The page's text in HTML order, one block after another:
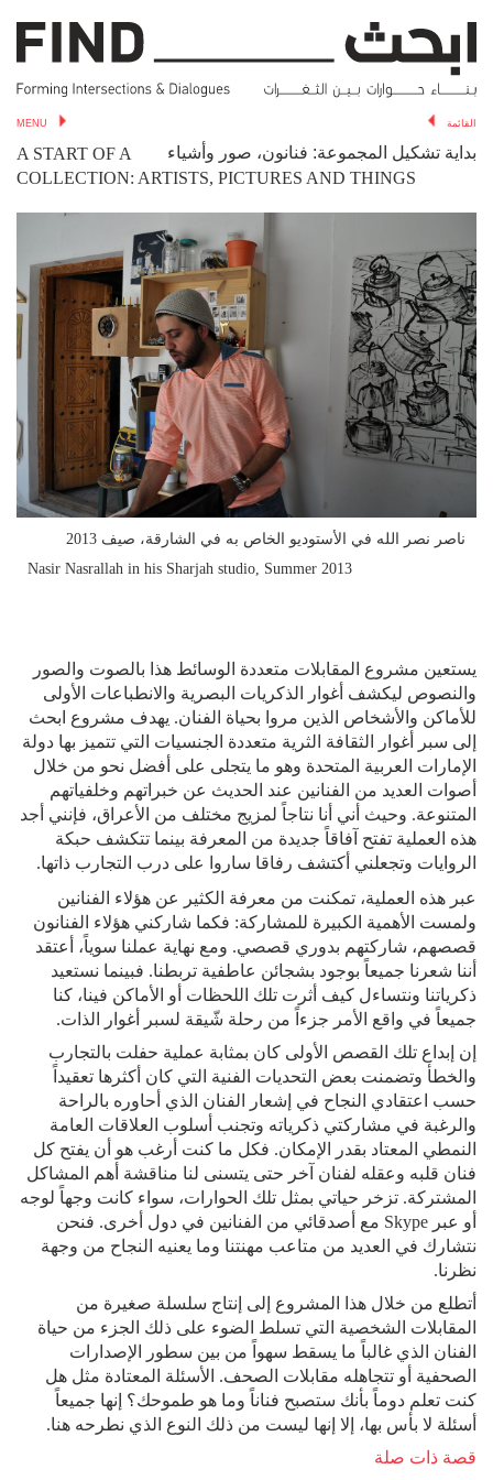
القائمة MENU
بداية تشكيل المجموعة: فنانون، صور وأشياء
A START OF A
COLLECTION: ARTISTS, PICTURES AND THINGS
ناصر نصر الله في الأستوديو الخاص به في الشارقة، صيف 2013
Nasir Nasrallah in his Sharjah studio, Summer 2013
يستعين مشروع المقابلات متعددة الوسائط هذا بالصوت والصور
والنصوص ليكشف أغوار الذكريات البصرية والانطباعات الأولى
للأماكن والأشخاص الذين مروا بحياة الفنان. يهدف مشروع ابحث
إلى سبر أغوار الثقافة الثرية متعددة الجنسيات التي تتميز بها دولة
الإمارات العربية المتحدة وهو ما يتجلى على أفضل نحو من خلال
أصوات العديد من الفنانين عند الحديث عن خبراتهم وخلفياتهم
المتنوعة. وحيث أني أنا نتاجاً لمزيج مختلف من الأعراق، فإنني أجد
هذه العملية تفتح آفاقاً جديدة من المعرفة بينما تتكشف حبكة
الروايات وتجعلني أكتشف رفاقا ساروا على درب التجارب ذاتها.
عبر هذه العملية، تمكنت من معرفة الكثير عن هؤلاء الفنانين
ولمست الأهمية الكبيرة للمشاركة: فكما شاركني هؤلاء الفنانون
قصصهم، شاركتهم بدوري قصصي. ومع نهاية عملنا سوياً، أعتقد
أننا شعرنا جميعاً بوجود بشجائن عاطفية تربطنا. فبينما نستعيد
ذكرياتنا ونتساءل كيف أثرت تلك اللحظات أو الأماكن فينا، كنا
جميعاً في واقع الأمر جزءاً من رحلة شّيقة لسبر أغوار الذات.
إن إبداع تلك القصص الأولى كان بمثابة عملية حفلت بالتجارب
والخطأ وتضمنت بعض التحديات الفنية التي كان أكثرها تعقيداً
حسب اعتقادي النجاح في إشعار الفنان الذي أحاوره بالراحة
والرغبة في مشاركتي ذكرياته وتجنب أسلوب العلاقات العامة
النمطي المعتاد بقدر الإمكان. فكل ما كنت أرغب هو أن يفتح كل
فنان قلبه وعقله لفنان آخر حتى يتسنى لنا مناقشة أهم المشاكل
المشتركة. تزخر حياتي بمثل تلك الحوارات، سواء كانت وجهاً لوجه
أو عبر Skype مع أصدقائي من الفنانين في دول أخرى. فنحن
نتشارك في العديد من متاعب مهنتنا وما يعنيه النجاح من وجهة
نظرنا.
أتطلع من خلال هذا المشروع إلى إنتاج سلسلة صغيرة من
المقابلات الشخصية التي تسلط الضوء على ذلك الجزء من حياة
الفنان الذي غالباً ما يسقط سهواً من بين سطور الإصدارات
الصحفية أو تتجاهله مقابلات الصحف. الأسئلة المعتادة مثل هل
كنت تعلم دوماً بأنك ستصبح فناناً وما هو طموحك؟ إنها جميعاً
أسئلة لا بأس بها، إلا إنها ليست من ذلك النوع الذي نطرحه هنا.
قصة ذات صلة